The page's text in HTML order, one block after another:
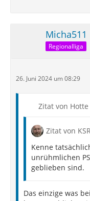
Micha511
Regionalliga
26. Juni 2024 um 08:29
Zitat von Hotte
Zitat von
Kenne
unrühmlichen
geblieben sind.
Das einzige was